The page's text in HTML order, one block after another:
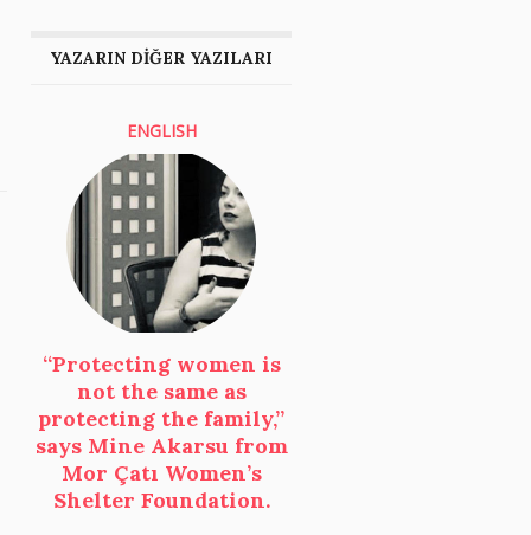
YAZARIN DİĞER YAZILARI
ENGLISH
“Protecting women is
not the same as
protecting the family,”
says Mine Akarsu from
Mor Çatı Women’s
Shelter Foundation.